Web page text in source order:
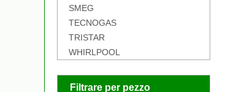
SMEG
TECNOGAS
TRISTAR
WHIRLPOOL
Filtrare per pezzo